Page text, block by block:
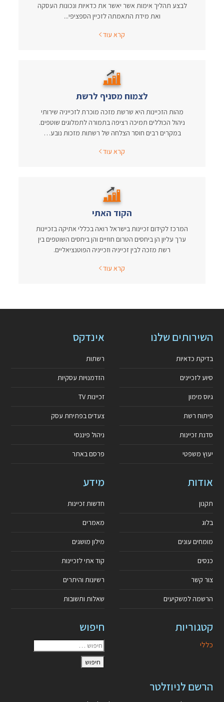
לבצע תהליך אימות אשר יאשר את כדאיות ונכונות העסקה
ואת מידת התאמתה לזכיין הספציפי...
קרא עוד
לצמוח מסניף לרשת
מהות הזכיינות היא שרשת מזכה מוכרת לזכייניה שירותי
ניהול הכוללים תמיכה רציפה בתמורה לתמלוגים שוטפים.
במקרים רבים חוסר הצלחה של רשתות מזכות נובע…
קרא עוד
הקוד האתי
המרכז לקידום זכיינות בישראל רואה בכללי אתיקה בזכיינות
ערך עליון הן ביחסים הטרום חוזיים והן ביחסים השוטפים בין
רשת מזכה לבין זכייניה וזכייניה הפוטנציאליים.
קרא עוד
השירותים שלנו
בדיקת כדאיות
סיוע לזכיינים
גיוס מימון
פיתוח רשת
סדנת זכיינות
יעוץ משפטי
אינדקס
רשתות
הזדמנויות עסקיות
זכיינות TV
צעדים בפתיחת עסק
ניהול פיננסי
פרסם באתר
אודות
תקנון
בלוג
מומחים עונים
כנסים
צור קשר
הרשמה למשקיעים
מידע
חדשות זכיינות
מאמרים
מילון מושגים
קוד אתי לזכיינות
רשיונות והיתרים
שאלות ותשובות
קטגוריות
כללי
חיפוש
הרשם לניוזלטר